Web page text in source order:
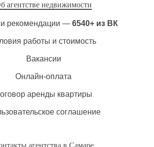
агентстве недвижимости
рекомендации — 6540+ из ВК
работы и стоимость
Вакансии
Онлайн-оплата
аренды квартиры
соглашение
агентства в Самаре